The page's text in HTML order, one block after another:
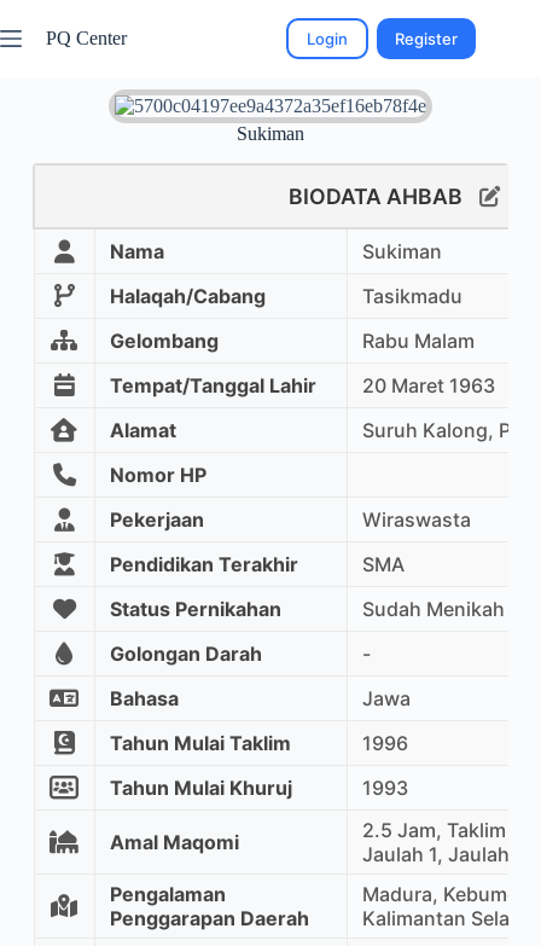
PQ Center Login Register
Sukiman
BIODATA AHBAB
Nama
Sukiman
Halaqah/Cabang
Tasikmadu
Gelombang
Rabu Malam
Tempat/Tanggal Lahir
20 Maret 1963
Alamat
Suruh Kalong,
Nomor HP
Pekerjaan
Wiraswasta
Pendidikan Terakhir
SMA
Status Pernikahan
Sudah Menikah
Golongan Darah
-
Bahasa
Jawa
Tahun Mulai Taklim
1996
Tahun Mulai Khuruj
1993
Amal Maqomi
2.5 Jam, Taklim
Jaulah 1, Jaulah 2
Pengalaman
Penggarapan Daerah
Madura,
Kalimantan Selatan